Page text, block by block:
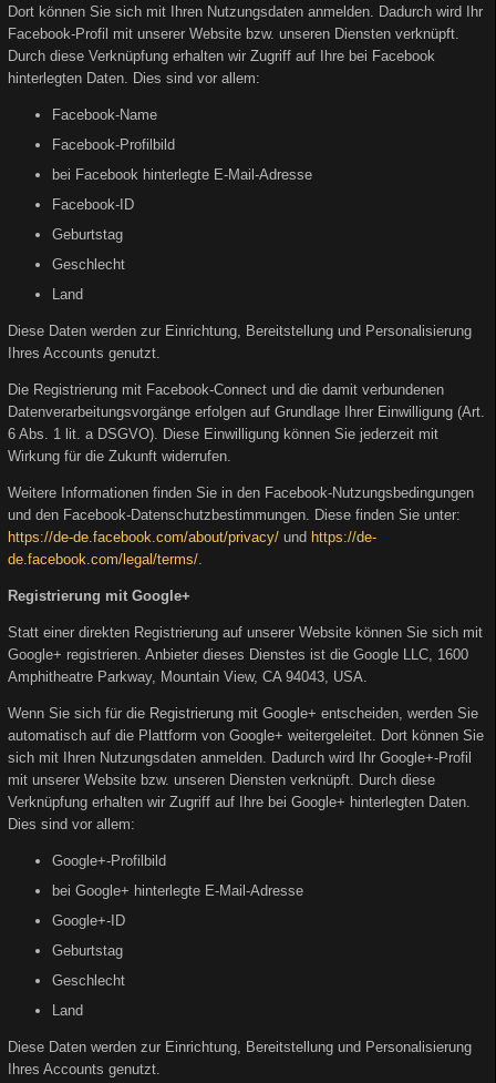
Dort können Sie sich mit Ihren Nutzungsdaten anmelden. Dadurch wird Ihr
Facebook-Profil mit unserer Website bzw. unseren Diensten verknüpft.
Durch diese Verknüpfung erhalten wir Zugriff auf Ihre bei Facebook
hinterlegten Daten. Dies sind vor allem:
Facebook-Name
Facebook-Profilbild
bei Facebook hinterlegte E-Mail-Adresse
Facebook-ID
Geburtstag
Geschlecht
Land
Diese Daten werden zur Einrichtung, Bereitstellung und Personalisierung
Ihres Accounts genutzt.
Die Registrierung mit Facebook-Connect und die damit verbundenen
Datenverarbeitungsvorgänge erfolgen auf Grundlage Ihrer Einwilligung (Art.
6 Abs. 1 lit. a DSGVO). Diese Einwilligung können Sie jederzeit mit
Wirkung für die Zukunft widerrufen.
Weitere Informationen finden Sie in den Facebook-Nutzungsbedingungen
und den Facebook-Datenschutzbestimmungen. Diese finden Sie unter:
https://de-de.facebook.com/about/privacy/ und https://de-
de.facebook.com/legal/terms/.
Registrierung mit Google+
Statt einer direkten Registrierung auf unserer Website können Sie sich mit
Google+ registrieren. Anbieter dieses Dienstes ist die Google LLC, 1600
Amphitheatre Parkway, Mountain View, CA 94043, USA.
Wenn Sie sich für die Registrierung mit Google+ entscheiden, werden Sie
automatisch auf die Plattform von Google+ weitergeleitet. Dort können Sie
sich mit Ihren Nutzungsdaten anmelden. Dadurch wird Ihr Google+-Profil
mit unserer Website bzw. unseren Diensten verknüpft. Durch diese
Verknüpfung erhalten wir Zugriff auf Ihre bei Google+ hinterlegten Daten.
Dies sind vor allem:
Google+-Profilbild
bei Google+ hinterlegte E-Mail-Adresse
Google+-ID
Geburtstag
Geschlecht
Land
Diese Daten werden zur Einrichtung, Bereitstellung und Personalisierung
Ihres Accounts genutzt.